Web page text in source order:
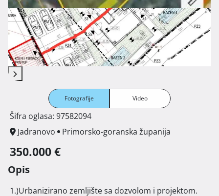
Fotografije Video
Šifra oglasa: 97582094
Jadranovo
Primorsko-goranska županija
350.000 €
Opis